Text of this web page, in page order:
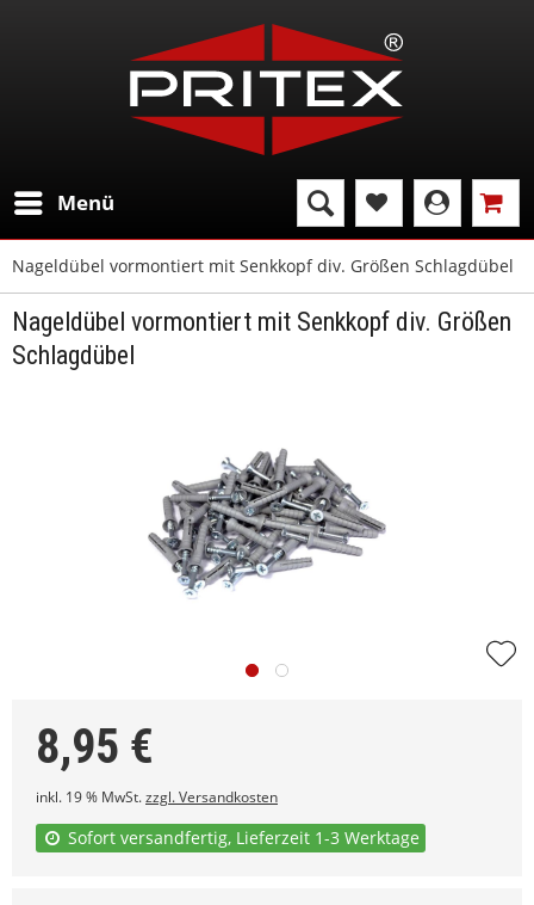
Menü
Nageldübel vormontiert mit Senkkopf div. Größen Schlagdübel
Nageldübel vormontiert mit Senkkopf div. Größen
Schlagdübel
8,95 €
inkl. 19 % MwSt.zzgl. Versandkosten
Sofort versandfertig, Lieferzeit 1-3 Werktage